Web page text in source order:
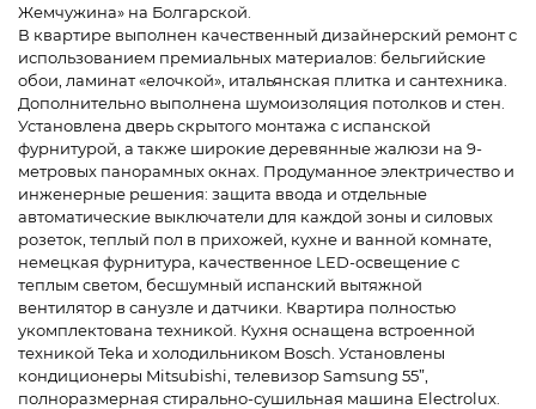
Жемчужина» на Болгарской.
В квартире выполнен качественный дизайнерский ремонт с
использованием премиальных материалов: бельгийские
обои, ламинат «елочкой», итальянская плитка и сантехника.
Дополнительно выполнена шумоизоляция потолков и стен.
Установлена ​​дверь скрытого монтажа с испанской
фурнитурой, а также широкие деревянные жалюзи на 9-
метровых панорамных окнах. Продуманное электричество и
инженерные решения: защита ввода и отдельные
автоматические выключатели для каждой зоны и силовых
розеток, теплый пол в прихожей, кухне и ванной комнате,
немецкая фурнитура, качественное LED-освещение с
теплым светом, бесшумный испанский вытяжной
вентилятор в санузле и датчики. Квартира полностью
укомплектована техникой. Кухня оснащена встроенной
техникой Teka и холодильником Bosch. Установлены
кондиционеры Mitsubishi, телевизор Samsung 55”,
полноразмерная стирально-сушильная машина Electrolux.